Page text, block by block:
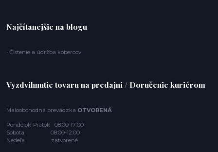
Najčítanejšie na blogu
• Čistenie a údržba kobercov
Vyzdvihnutie tovaru na predajni / Doručenie kuriérom
Maloobchodná prevádzka OTVORENÁ
Pondelok-Piatok 08:00-17:00
Sobota 08:00-12:00
Nedeľa zatvorené